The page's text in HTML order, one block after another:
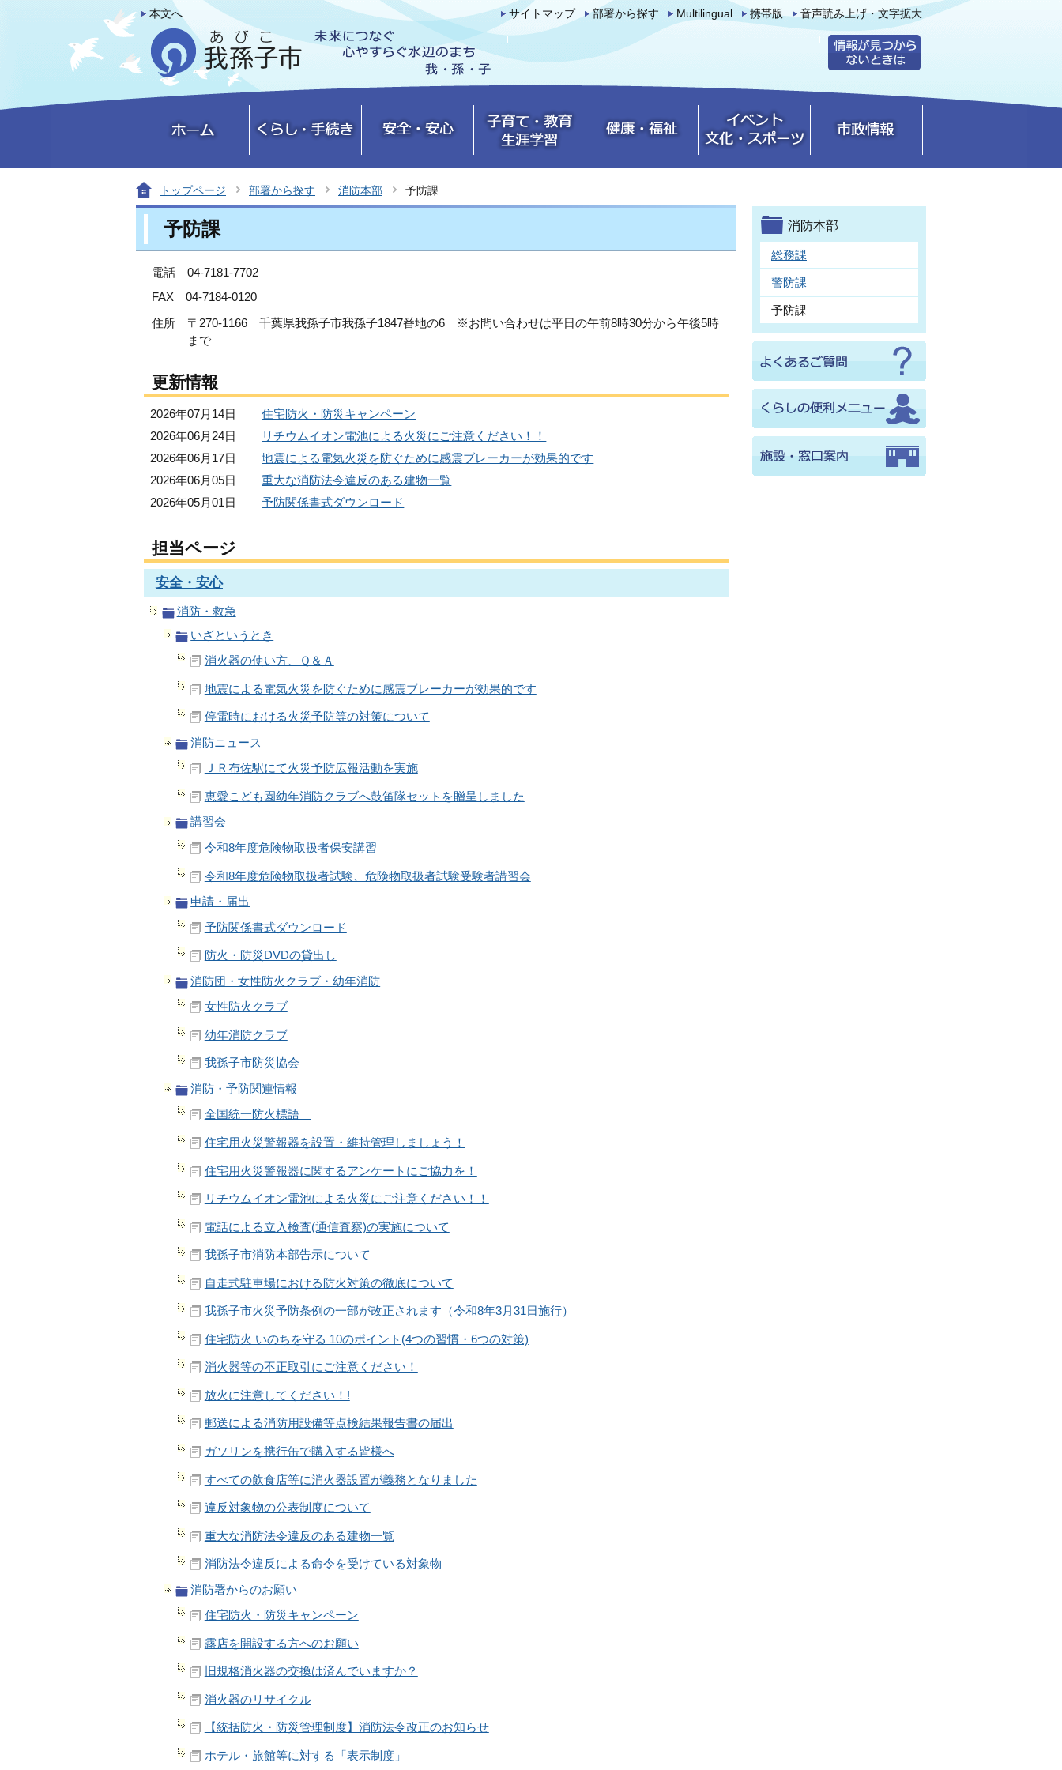
本文へ サイトマップ 部署から探す Multilingual 携帯版 音声読み上げ・文字拡大
トップページ 部署から探す 消防本部 予防課
予防課
電話 04-7181-7702
FAX 04-7184-0120
住所
〒270-1166 千葉県我孫子市我孫子1847番地の6 ※お問い合わせは平日の午前8時30分から午後5時
まで
更新情報
2026年07月14日
住宅防火・防災キャンペーン
2026年06月24日
リチウムイオン電池による火災にご注意ください！！
2026年06月17日
地震による電気火災を防ぐために感震ブレーカーが効果的です
2026年06月05日
重大な消防法令違反のある建物一覧
2026年05月01日
予防関係書式ダウンロード
担当ページ
安全・安心
消防・救急
いざというとき
消火器の使い方、Ｑ＆Ａ
地震による電気火災を防ぐために感震ブレーカーが効果的です
停電時における火災予防等の対策について
消防ニュース
ＪＲ布佐駅にて火災予防広報活動を実施
恵愛こども園幼年消防クラブへ鼓笛隊セットを贈呈しました
講習会
令和8年度危険物取扱者保安講習
令和8年度危険物取扱者試験、危険物取扱者試験受験者講習会
申請・届出
予防関係書式ダウンロード
防火・防災DVDの貸出し
消防団・女性防火クラブ・幼年消防
女性防火クラブ
幼年消防クラブ
我孫子市防災協会
消防・予防関連情報
全国統一防火標語
住宅用火災警報器を設置・維持管理しましょう！
住宅用火災警報器に関するアンケートにご協力を！
リチウムイオン電池による火災にご注意ください！！
電話による立入検査(通信査察)の実施について
我孫子市消防本部告示について
自走式駐車場における防火対策の徹底について
我孫子市火災予防条例の一部が改正されます（令和8年3月31日施行）
住宅防火 いのちを守る 10のポイント(4つの習慣・6つの対策)
消火器等の不正取引にご注意ください！
放火に注意してください！!
郵送による消防用設備等点検結果報告書の届出
ガソリンを携行缶で購入する皆様へ
すべての飲食店等に消火器設置が義務となりました
違反対象物の公表制度について
重大な消防法令違反のある建物一覧
消防法令違反による命令を受けている対象物
消防署からのお願い
住宅防火・防災キャンペーン
露店を開設する方へのお願い
旧規格消火器の交換は済んでいますか？
消火器のリサイクル
【統括防火・防災管理制度】消防法令改正のお知らせ
ホテル・旅館等に対する「表示制度」
消防本部
総務課
警防課
予防課